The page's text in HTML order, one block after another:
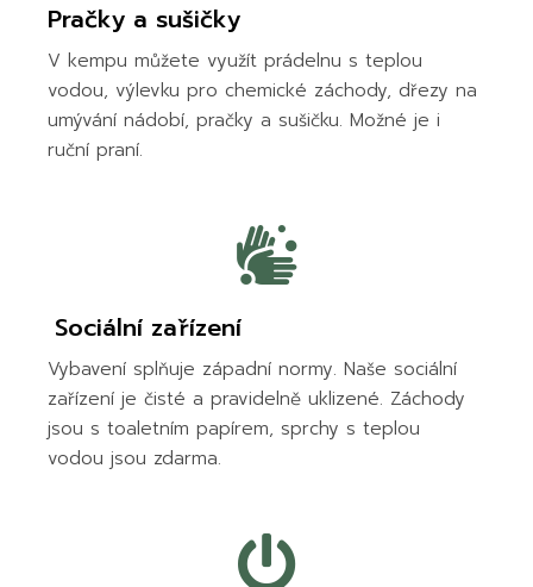
Pračky a sušičky
V kempu můžete využít prádelnu s teplou
vodou, výlevku pro chemické záchody, dřezy na
umývání nádobí, pračky a sušičku. Možné je i
ruční praní.
Sociální zařízení
Vybavení splňuje západní normy. Naše sociální
zařízení je čisté a pravidelně uklizené. Záchody
jsou s toaletním papírem, sprchy s teplou
vodou jsou zdarma.